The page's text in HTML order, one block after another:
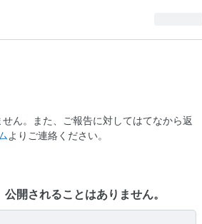
ん。また、ご報告に対してはてなから返
よりご連絡ください。
開されることはありません。